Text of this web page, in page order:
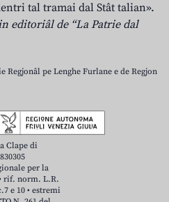
tal tramai dal Stât talian».
editoriâl de “La Patrie dal
Regjonâl pe Lenghe Furlane e de Regjon
Clape di
per la
rif. norm. L.R.
e 10 • estremi